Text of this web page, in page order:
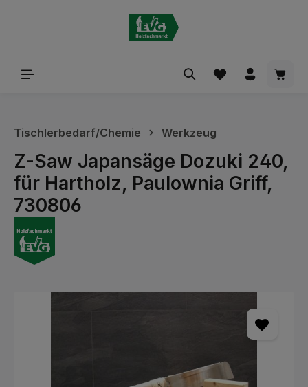
Tischlerbedarf/Chemie Werkzeug
Z-Saw Japansäge Dozuki 240,
für Hartholz, Paulownia Griff,
730806